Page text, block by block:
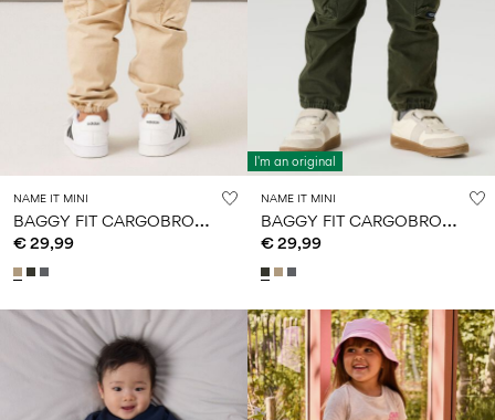
NAME IT MINI
B
AGGY FIT CARGOBROEK
€ 29,99
I'm an original
NAME IT MINI
B
AGGY FIT CARGOBROEK
€ 29,99